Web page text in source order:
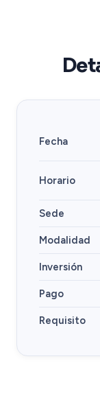
Fecha
Horario
Sede
Modalidad
Inversión
Pago
Requisito